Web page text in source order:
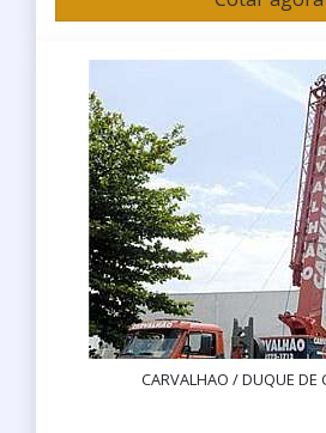
CARVALHAO / DUQUE DE